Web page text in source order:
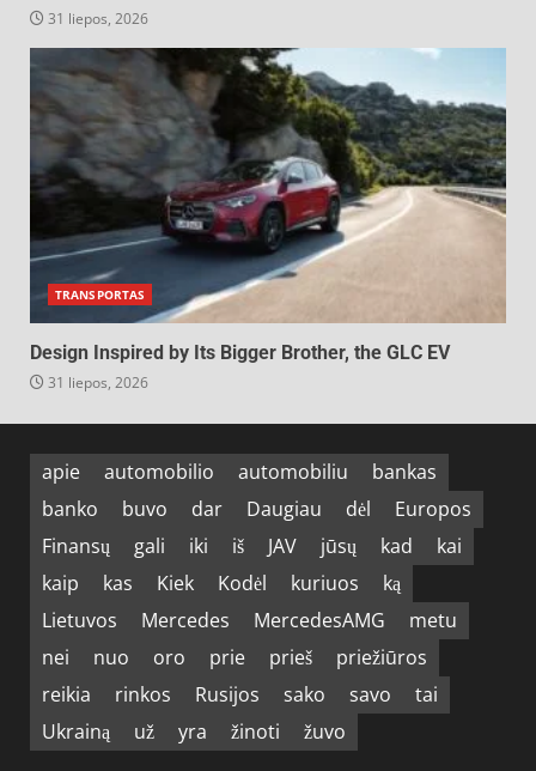
31 liepos, 2026
TRANSPORTAS
Design Inspired by Its Bigger Brother, the GLC EV
31 liepos, 2026
apie automobilio automobiliu
bankas
banko
buvo dar Daugiau dėl
Europos
Finansų
gali iki iš JAV jūsų kad
kai
kaip
kas Kiek Kodėl kuriuos
ką
Lietuvos
Mercedes MercedesAMG
metu
nei
nuo oro prie prieš
priežiūros
reikia
rinkos Rusijos sako savo
tai
Ukrainą
už yra žinoti žuvo